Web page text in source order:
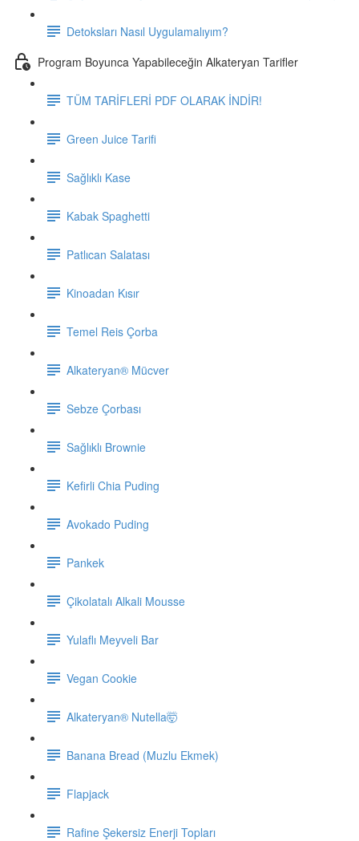
Detoksları Nasıl Uygulamalıyım?
Program Boyunca Yapabileceğin Alkateryan Tarifler
TÜM TARİFLERİ PDF OLARAK İNDİR!
Green Juice Tarifi
Sağlıklı Kase
Kabak Spaghetti
Patlıcan Salatası
Kinoadan Kısır
Temel Reis Çorba
Alkateryan® Mücver
Sebze Çorbası
Sağlıklı Brownie
Kefirli Chia Puding
Avokado Puding
Pankek
Çikolatalı Alkali Mousse
Yulaflı Meyveli Bar
Vegan Cookie
Alkateryan® Nutella🤯
Banana Bread (Muzlu Ekmek)
Flapjack
Rafine Şekersiz Enerji Topları